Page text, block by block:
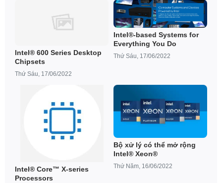
Intel® 600 Series Desktop
Chipsets
Thứ Sáu, 17/06/2022
Intel®-based Systems for
Everything You Do
Thứ Sáu, 17/06/2022
Intel® Core™ X-series
Processors
Bộ xử lý có thể mở rộng
Intel® Xeon®
Thứ Năm, 16/06/2022